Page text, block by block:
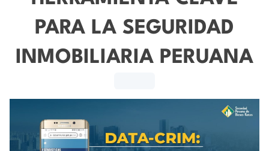
PARA LA SEGURIDAD
INMOBILIARIA PERUANA